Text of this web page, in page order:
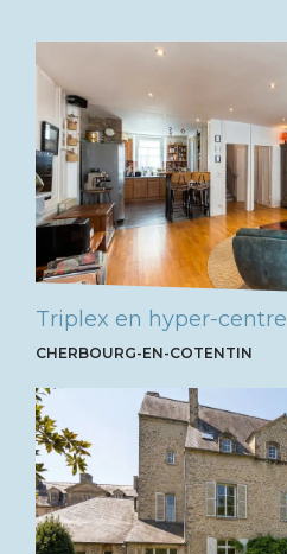
Triplex en hyper-centre
CHERBOURG-EN-COTENTIN